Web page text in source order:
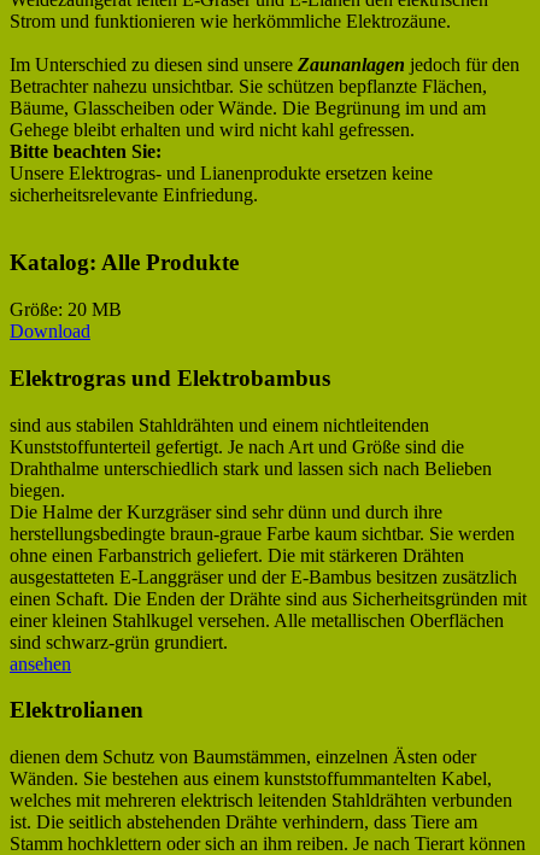
Strom und funktionieren wie herkömmliche Elektrozäune.
Im Unterschied zu diesen sind unsere Zaunanlagen jedoch für den
Betrachter nahezu unsichtbar. Sie schützen bepflanzte Flächen,
Bäume, Glasscheiben oder Wände. Die Begrünung im und am
Gehege bleibt erhalten und wird nicht kahl gefressen.
Bitte beachten Sie:
Unsere Elektrogras- und Lianenprodukte ersetzen keine
sicherheitsrelevante Einfriedung.
Katalog: Alle Produkte
Größe: 20 MB
Download
Elektrogras und Elektrobambus
sind aus stabilen Stahldrähten und einem nichtleitenden
Kunststoffunterteil gefertigt. Je nach Art und Größe sind die
Drahthalme unterschiedlich stark und lassen sich nach Belieben
biegen.
Die Halme der Kurzgräser sind sehr dünn und durch ihre
herstellungsbedingte braun-graue Farbe kaum sichtbar. Sie werden
ohne einen Farbanstrich geliefert. Die mit stärkeren Drähten
ausgestatteten E-Langgräser und der E-Bambus besitzen zusätzlich
einen Schaft. Die Enden der Drähte sind aus Sicherheitsgründen mit
einer kleinen Stahlkugel versehen. Alle metallischen Oberflächen
sind schwarz-grün grundiert.
ansehen
Elektrolianen
dienen dem Schutz von Baumstämmen, einzelnen Ästen oder
Wänden. Sie bestehen aus einem kunststoffummantelten Kabel,
welches mit mehreren elektrisch leitenden Stahldrähten verbunden
ist. Die seitlich abstehenden Drähte verhindern, dass Tiere am
Stamm hochklettern oder sich an ihm reiben. Je nach Tierart können